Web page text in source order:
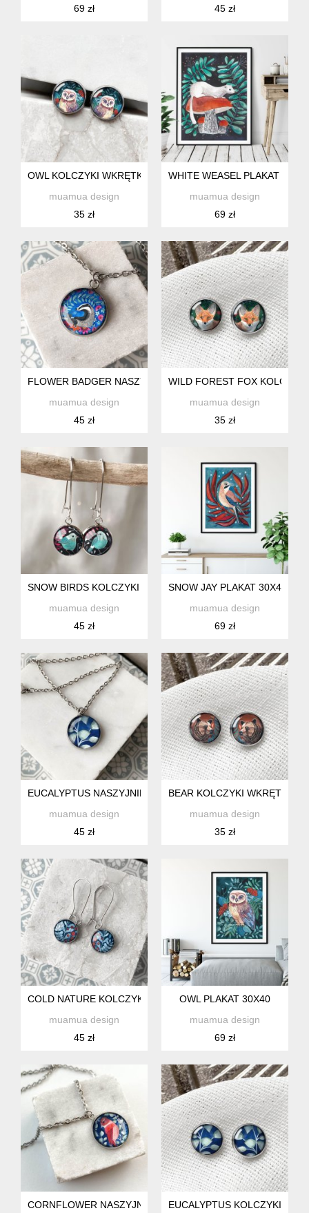
69 zł
45 zł
OWL KOLCZYKI WKRĘTKI DLA NASTOLATKI
muamua design
35 zł
WHITE WEASEL PLAKAT
muamua design
69 zł
FLOWER BADGER NASZYJNIK DLA NIEJ
muamua design
45 zł
WILD FOREST FOX
muamua design
35 zł
SNOW BIRDS KOLCZYKI NA DZIEŃ KOBIET
muamua design
45 zł
SNOW JAY PLAKAT 30X40
muamua design
69 zł
EUCALYPTUS NASZYJNIK NA RODZINNY OBIAD
muamua design
45 zł
BEAR KOLCZYKI WKRĘTKI
muamua design
35 zł
COLD NATURE KOLCZYKI NA DZIEŃ MAMY
muamua design
45 zł
OWL PLAKAT 30X40
muamua design
69 zł
CORNFLOWER NASZYJNIK DLA NASTOLATKI
EUCALYPTUS KOLCZYKI